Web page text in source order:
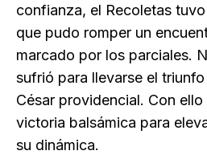
confianza, el Recoletas
que pudo romper un
marcado por los parciales.
sufrió para llevarse el
César providencial. Con
victoria balsámica para
su dinámica.